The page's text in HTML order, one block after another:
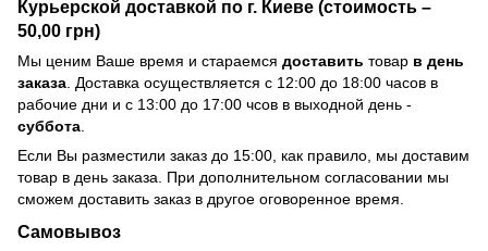
Курьерской доставкой по г. Киеве (стоимость –
50,00 грн)
Мы ценим Ваше время и стараемся доставить товар в день
заказа . Доставка осуществляется с 12:00 до 18:00 часов в
рабочие дни и с 13:00 до 17:00 чсов в выходной день -
суббота
Если Вы разместили заказ до 15:00, как правило, мы доставим
товар в день заказа. При дополнительном согласовании мы
сможем доставить заказ в другое оговоренное время.
Самовывоз